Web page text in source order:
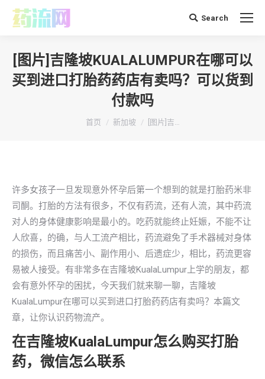
搜 Search
[图片]吉隆坡KUALALUMPUR在哪可以
买到进口打胎药药店有卖吗？可以货到
付款吗
你在这里：
首页 新加坡 [图片]吉…
许多女孩子一旦发现意外怀孕后第一个想到的就是打胎药米非
司酮。打胎的方法有很多，不仅有药流，还有人流，其中药流
对人的身体健康影响是最小的。吃药就能终止妊娠，不能不让
人欣喜，的确，与人工流产相比，药流避免了手术器械对身体
的损伤，而且痛苦小、副作用小、后遗症少，相比，药流更容
易被人接受。有非常多在吉隆坡KualaLumpur上学的朋友，都
会有意外怀孕的困扰，今天我们就来聊一聊，吉隆坡
KualaLumpur在哪可以买到进口打胎药药店有卖吗？本篇文
章，让你认识药物流产。
在吉隆坡KualaLumpur怎么购买打胎
药，微信怎么联系